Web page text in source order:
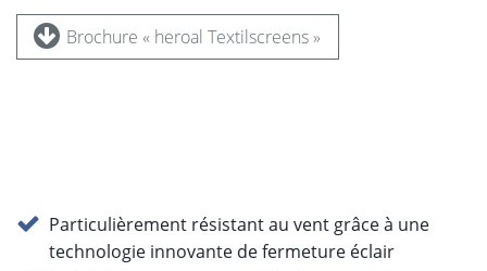
Brochure « heroal Textilscreens »
Particulièrement résistant au vent grâce à une
technologie innovante de fermeture éclair